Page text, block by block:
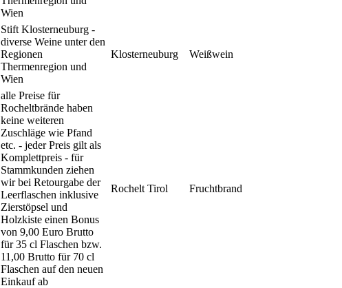
Wien
Stift Klosterneuburg -
diverse Weine unter den
Regionen
Thermenregion und
Wien
Klosterneuburg Weißwein
alle Preise für
Rocheltbrände haben
keine weiteren
Zuschläge wie Pfand
etc. - jeder Preis gilt als
Komplettpreis - für
Stammkunden ziehen
wir bei Retourgabe der
Leerflaschen inklusive
Zierstöpsel und
Holzkiste einen Bonus
von 9,00 Euro Brutto
für 35 cl Flaschen bzw.
11,00 Brutto für 70 cl
Flaschen auf den neuen
Einkauf ab
Rochelt Tirol Fruchtbrand